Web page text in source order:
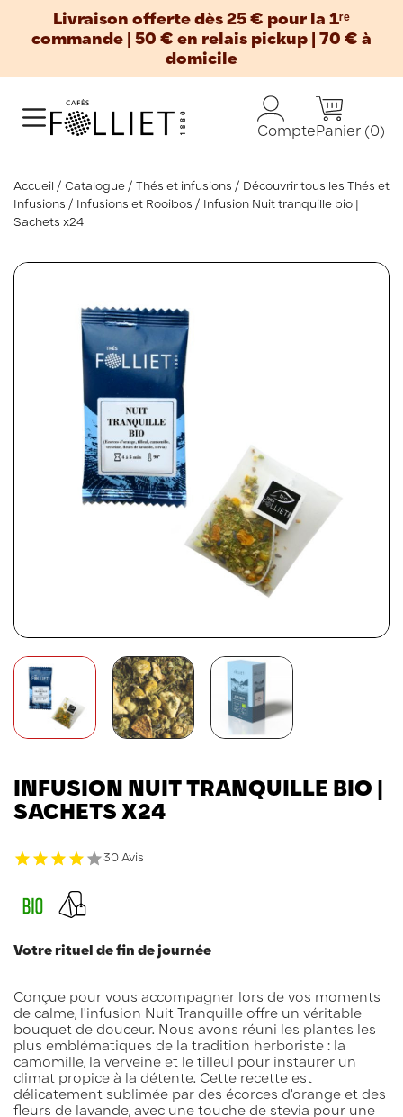
Livraison offerte dès 25 € pour la 1ʳᵉ
commande | 50 € en relais pickup | 70 € à
domicile
ComptePanier (0)
Accueil Catalogue Thés et infusions
Découvrir tous les Thés et
Infusions
Infusions et Rooibos
Infusion Nuit tranquille bio |
Sachets x24
INFUSION NUIT TRANQUILLE BIO |
SACHETS X24
30 Avis
Votre rituel de fin de journée
Conçue pour vous accompagner lors de vos moments
de calme, l'infusion Nuit Tranquille offre un véritable
bouquet de douceur. Nous avons réuni les plantes les
plus emblématiques de la tradition herboriste : la
camomille, la verveine et le tilleul pour instaurer un
climat propice à la détente. Cette recette est
délicatement sublimée par des écorces d'orange et des
fleurs de lavande, avec une touche de stevia pour une